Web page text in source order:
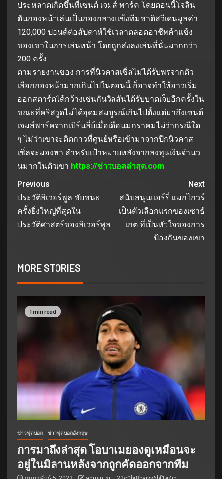
ประหลาดเกิดขึ้นที่เซนต์ เจมส์ พาร์ค โดยตอนนี้โจลิน
ตันกองหน้าเล่นเป็นกองกลางแข้งทีมชาติสวีเดนมูลค่า
120,000 ปอนด์ต่อสัปดาห์ใช้เวลาตลอดอาชีพค้าแข้ง
ของเขาในการเล่นหน้า โดยถูกส่งลงเล่นที่นั่นมากกว่า
200 ครั้ง
ตามรายงานของ การที่นิวคาสเซิ่ลไม่ได้รับพรจากตัว
เลือกกองหน้ามากเกินไปในตอนนี้ ก็อาจทําให้ฮาวเริ่ม
ออกสตาร์ตได้กว้างเช่นกันวิลสันได้รับบาดเจ็บอีกครั้งใน
ขณะที่คริสวูดไม่ได้อุดมสมบูรณ์เกินไปตั้งแต่มาถึงเซนต์
เจมส์พาร์คจากเบิร์นลี่ย์เมื่อเดือนมกราคมไม่ว่ากรณีใด
ๆ ไม่ว่าเขาจะติดกาวที่ศูนย์หรือเข้ามาจากปีกนิวคาส
เซิ่ลจะมองหา สําหรับเป้าหมายหลังจากลงทุนเงินจํานว
นมากในตัวเขา https://ข่าวบอลล่าสุด.com
Previous
ประวัติลิเวอร์พูล ชัยชนะ
ครั้งยิ่งใหญ่ที่สุดใน
ประวัติศาสตร์ของลิเวอร์พูล
Next
สนับสนุนแฮร์รี่ แมกไกวร์
เป็นตัวเลือกแรกของเซาธ์
เกต ที่เป็นหัวใจของการ
ป้องกันของเขา
MORE STORIES
1 min read
ข่าวฟุตบอล ข่าวฟุตบอลอังกฤษ
การมาถึงล่าสุด โอบาเมยองดูเหมือนจะ
อยู่ในมิลานหลังจากถูกคัดออกจากทีม